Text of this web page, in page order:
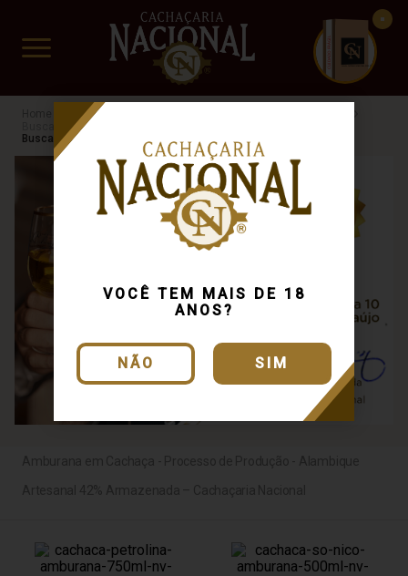
VOCÊ TEM MAIS DE 18
ANOS?
NÃO SIM
www.cachacarianacional.com.br
CUIDADO FRÁGIL
Cachaça
Busca: amburana
Busca: amburana